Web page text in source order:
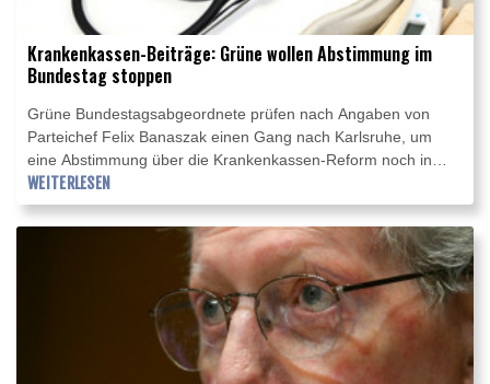
Krankenkassen-Beiträge: Grüne wollen Abstimmung im
Bundestag stoppen
Grüne Bundestagsabgeordnete prüfen nach Angaben von
Parteichef Felix Banaszak einen Gang nach Karlsruhe, um
eine Abstimmung über die Krankenkassen-Reform noch in
dieser Woche zu stoppen. Banaszak kritisierte in den
Zeitungen der Mediengruppe Bayern (Mittwochsausgaben)
kurzfristige Änderungen an dem Gesetzentwurf, den er als
"Murks" und "Kürzungskahlschlag" bezeichnete. "Es gibt
bereits Abgeordnete, die juristische Schritte vorbereiten",
sagte der Grünen-Ko-Vorsitzende.
WEITERLESEN